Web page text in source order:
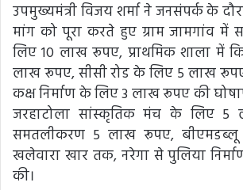
उपमुख्यमंत्री विजय शर्मा ने जनसंपर्क के
मांग को पूरा करते हुए ग्राम जामगांव में
लिए 10 लाख रूपए, प्राथमिक शाला में
लाख रूपए, सीसी रोड के लिए 5 लाख
कक्ष निर्माण के लिए 3 लाख रूपए की
जरहाटोला सांस्कृतिक मंच के लिए 5
समतलीकरण 5 लाख रूपए, बीएमडब्लू
खलेवारा खार तक, नरेगा से पुलिया
की।